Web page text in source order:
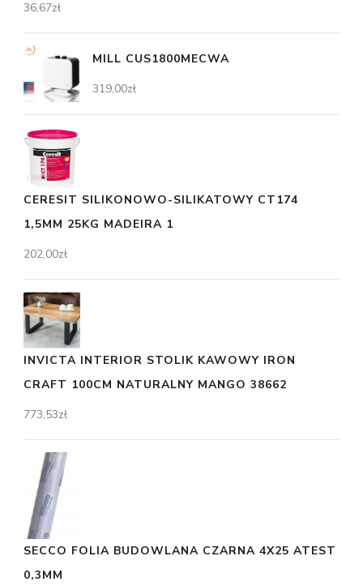
36,67zł
MILL CUS1800MECWA
319,00zł
CERESIT SILIKONOWO-SILIKATOWY CT174
1,5MM 25KG MADEIRA 1
202,00zł
INVICTA INTERIOR STOLIK KAWOWY IRON
CRAFT 100CM NATURALNY MANGO 38662
773,53zł
SECCO FOLIA BUDOWLANA CZARNA 4X25 ATEST
0,3MM